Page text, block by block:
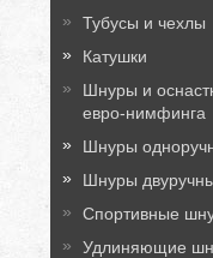
Тубусы и чехлы
Катушки
Шнуры и
евро-нимфинга
Шнуры
Шнуры
Спортивные
Удлиняющие